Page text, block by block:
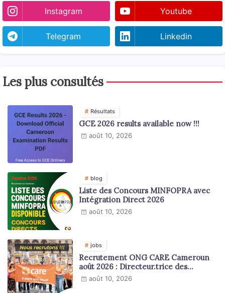
Instagram Youtube
Telegram Linkedin
Les plus consultés
Résultats
GCE 2026 results available now !!!
août 10, 2026
blog
Liste des Concours MINFOPRA avec
Intégration Direct 2026
août 10, 2026
jobs
Recrutement ONG CARE Cameroun
août 2026 : Directeur.trice des
Programmes
août 10, 2026